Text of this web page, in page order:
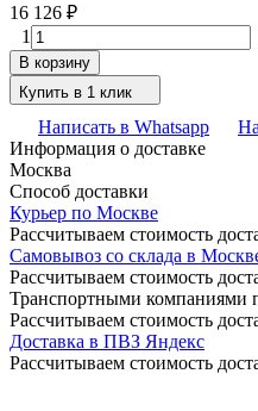
16 126 ₽
1
В корзину
Купить в 1 клик
Написать в Whatsapp
Информация о доставке
Москва
Способ доставки
Курьер по Москве
Рассчитываем стоимость
Самовывоз со склада в
Рассчитываем стоимость
Транспортными компаниями
Рассчитываем стоимость
Доставка в ПВЗ Яндекс
Рассчитываем стоимость